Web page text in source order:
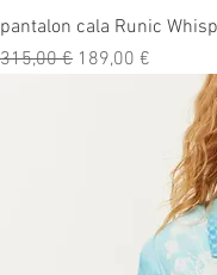
pantalon cala Runic
Prix original
315,00 € Prix promotionnel
189,00 €